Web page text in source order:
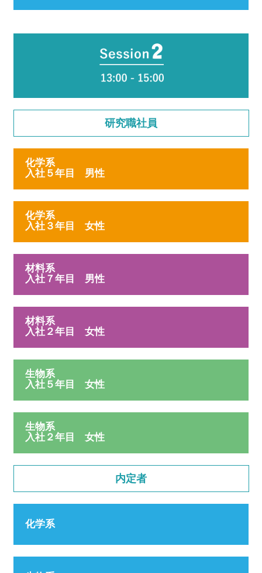
研究職社員
化学系
入社５年目 男性
化学系
入社３年目 女性
材料系
入社７年目 男性
材料系
入社２年目 女性
生物系
入社５年目 女性
生物系
入社２年目 女性
内定者
化学系